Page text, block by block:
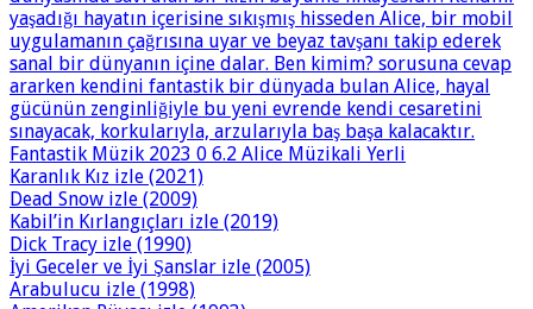
yaşadığı hayatın içerisine sıkışmış hisseden Alice, bir mobil
uygulamanın çağrısına uyar ve beyaz tavşanı takip ederek
sanal bir dünyanın içine dalar. Ben kimim? sorusuna cevap
ararken kendini fantastik bir dünyada bulan Alice, hayal
gücünün zenginliğiyle bu yeni evrende kendi cesaretini
sınayacak, korkularıyla, arzularıyla baş başa kalacaktır.
Fantastik Müzik 2023 0 6.2 Alice Müzikali Yerli
Karanlık Kız izle (2021)
Dead Snow izle (2009)
Kabil’in Kırlangıçları izle (2019)
Dick Tracy izle (1990)
İyi Geceler ve İyi Şanslar izle (2005)
Arabulucu izle (1998)